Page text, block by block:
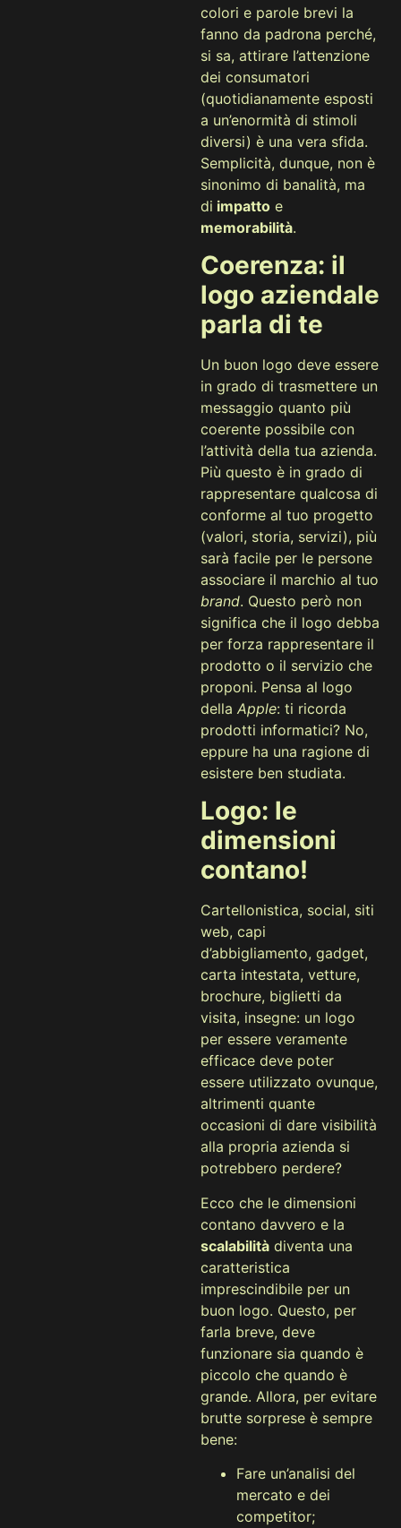
colori e parole brevi la
fanno da padrona perché,
si sa, attirare l’attenzione
dei consumatori
(quotidianamente esposti
a un’enormità di stimoli
diversi) è una vera sfida.
Semplicità, dunque, non è
sinonimo di banalità, ma
di impatto e
memorabilità.
Coerenza: il
logo aziendale
parla di te
Un buon logo deve essere
in grado di trasmettere un
messaggio quanto più
coerente possibile con
l’attività della tua azienda.
Più questo è in grado di
rappresentare qualcosa di
conforme al tuo progetto
(valori, storia, servizi), più
sarà facile per le persone
associare il marchio al tuo
brand. Questo però non
significa che il logo debba
per forza rappresentare il
prodotto o il servizio che
proponi. Pensa al logo
della Apple: ti ricorda
prodotti informatici? No,
eppure ha una ragione di
esistere ben studiata.
Logo: le
dimensioni
contano!
Cartellonistica, social, siti
web, capi
d’abbigliamento, gadget,
carta intestata, vetture,
brochure, biglietti da
visita, insegne: un logo
per essere veramente
efficace deve poter
essere utilizzato ovunque,
altrimenti quante
occasioni di dare visibilità
alla propria azienda si
potrebbero perdere?
Ecco che le dimensioni
contano davvero e la
scalabilità diventa una
caratteristica
imprescindibile per un
buon logo. Questo, per
farla breve, deve
funzionare sia quando è
piccolo che quando è
grande. Allora, per evitare
brutte sorprese è sempre
bene:
Fare un’analisi del
mercato e dei
competitor;